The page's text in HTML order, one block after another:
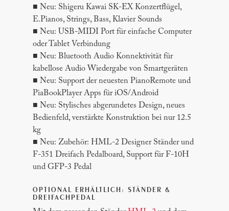
■ Neu: Shigeru Kawai SK-EX Konzertflügel,
E.Pianos, Strings, Bass, Klavier Sounds
■ Neu: USB-MIDI Port für einfache Computer
oder Tablet Verbindung
■ Neu: Bluetooth Audio Konnektivität für
kabellose Audio Wiedergabe von Smartgeräten
■ Neu: Support der neuesten PianoRemote und
PiaBookPlayer Apps für iOS/Android
■ Neu: Stylisches abgerundetes Design, neues
Bedienfeld, verstärkte Konstruktion bei nur 12.5
kg
■ Neu: Zubehör: HML-2 Designer Ständer und
F-351 Dreifach Pedalboard, Support für F-10H
und GFP-3 Pedal
OPTIONAL ERHÄLTLICH: STÄNDER &
DREIFACHPEDAL